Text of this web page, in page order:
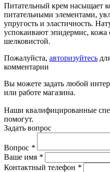
Питательный крем насыщает
питательными элементами,
упругость и эластичность.
успокаивают эпидермис, кожа
шелковистой.
Пожалуйста, авторизуйтесь
комментарии
Вы можете задать любой
или работе магазина.
Наши квалифицированные
помогут.
Задать вопрос
Вопрос *
Ваше имя *
Контактный телефон *